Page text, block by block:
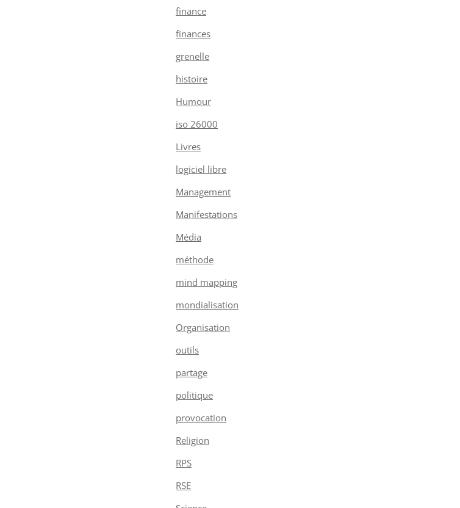
finance
finances
grenelle
histoire
Humour
iso 26000
Livres
logiciel libre
Management
Manifestations
Média
méthode
mind mapping
mondialisation
Organisation
outils
partage
politique
provocation
Religion
RPS
RSE